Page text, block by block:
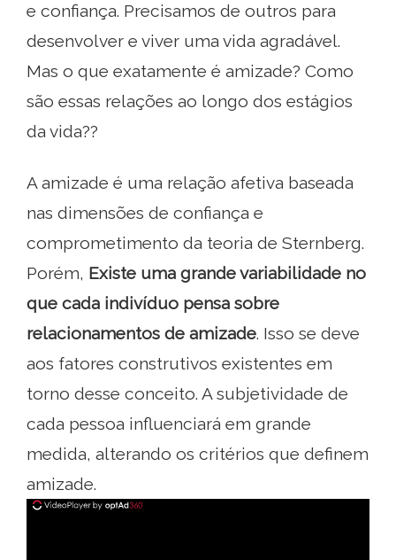
e confiança. Precisamos de outros para
desenvolver e viver uma vida agradável.
Mas o que exatamente é amizade? Como
são essas relações ao longo dos estágios
da vida??
A amizade é uma relação afetiva baseada
nas dimensões de confiança e
comprometimento da teoria de Sternberg.
Porém, Existe uma grande variabilidade no
que cada indivíduo pensa sobre
relacionamentos de amizade. Isso se deve
aos fatores construtivos existentes em
torno desse conceito. A subjetividade de
cada pessoa influenciará em grande
medida, alterando os critérios que definem
amizade.